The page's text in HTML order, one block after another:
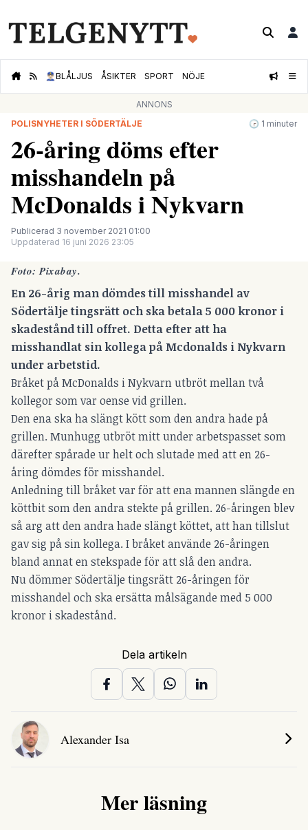
👮🏻‍♂️BLÅLJUS ÅSIKTER SPORT NÖJE
ANNONS
POLISNYHETER I SÖDERTÄLJE
🕝 1 minuter
26-åring döms efter
misshandeln på
McDonalds i Nykvarn
Publicerad 3 november 2021 01:00
Uppdaterad 16 juni 2026 23:05
Foto: Pixabay.
En 26-årig man dömdes till misshandel av
Södertälje tingsrätt och ska betala 5 000 kronor i
skadestånd till offret. Detta efter att ha
misshandlat sin kollega på Mcdonalds i Nykvarn
under arbetstid.
Bråket på McDonalds i Nykvarn utbröt mellan två
kollegor som var oense vid grillen.
Den ena ska ha slängt kött som den andra hade på
grillen. Munhugg utbröt mitt under arbetspasset som
därefter spårade ur helt och slutade med att en 26-
åring dömdes för misshandel.
Anledning till bråket var för att ena mannen slängde en
köttbit som den andra stekte på grillen. 26-åringen blev
så arg att den andra hade slängt köttet, att han tillslut
gav sig på sin kollega. I bråket använde 26-åringen
bland annat en stekspade för att slå den andra.
Nu dömmer Södertälje tingsrätt 26-åringen för
misshandel och ska ersätta målsägande med 5 000
kronor i skadestånd.
Dela artikeln
Alexander Isa
Mer läsning